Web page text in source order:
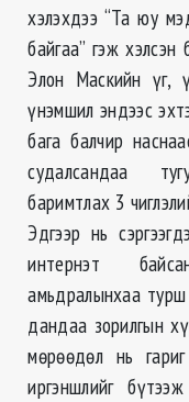
хэлэхдээ “Та юу
байгаа” гэж
Элон Маскийн үг,
үнэмшил эндээс
бага балчир
судалсандаа
баримтлах 3
Эдгээр нь
интернэт
амьдралынхаа
дандаа зорилгын
мөрөөдөл нь
иргэншлийг